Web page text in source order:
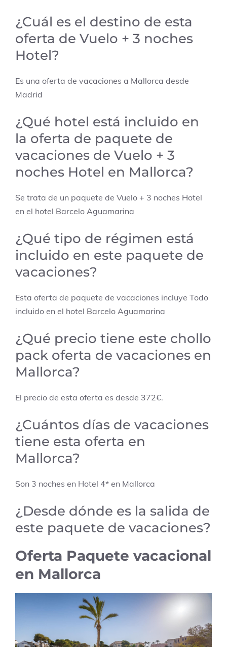
¿Cuál es el destino de esta
oferta de Vuelo + 3 noches
Hotel?
Es una oferta de vacaciones a Mallorca desde
Madrid
¿Qué hotel está incluido en
la oferta de paquete de
vacaciones de Vuelo + 3
noches Hotel en Mallorca?
Se trata de un paquete de Vuelo + 3 noches Hotel
en el hotel Barcelo Aguamarina
¿Qué tipo de régimen está
incluido en este paquete de
vacaciones?
Esta oferta de paquete de vacaciones incluye Todo
incluido en el hotel Barcelo Aguamarina
¿Qué precio tiene este chollo
pack oferta de vacaciones en
Mallorca?
El precio de esta oferta es desde 372€.
¿Cuántos días de vacaciones
tiene esta oferta en
Mallorca?
Son 3 noches en Hotel 4* en Mallorca
¿Desde dónde es la salida de
este paquete de vacaciones?
Oferta Paquete vacacional
en Mallorca